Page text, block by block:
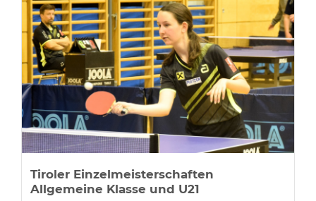
Tiroler Einzelmeisterschaften
Allgemeine Klasse und U21